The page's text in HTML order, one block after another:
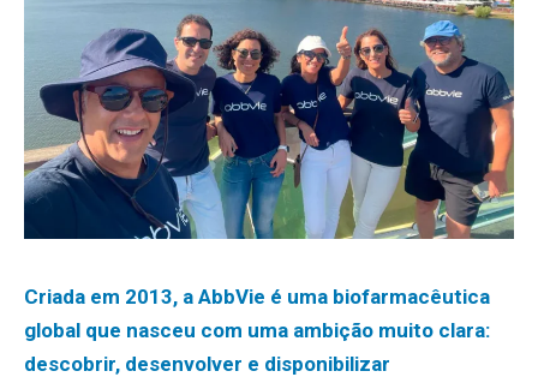
Criada em 2013, a AbbVie é uma biofarmacêutica
global que nasceu com uma ambição muito clara:
descobrir, desenvolver e disponibilizar